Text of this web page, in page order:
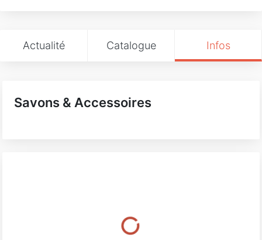
Actualité Catalogue Infos
Savons & Accessoires